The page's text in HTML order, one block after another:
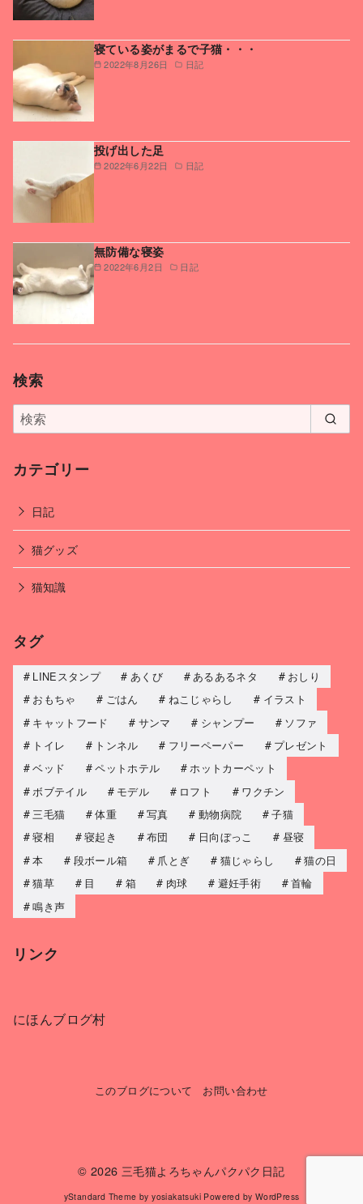
2022年8月26日 日記
寝ている姿がまるで子猫・・・
2022年6月22日 日記
投げ出した足
2022年6月2日 日記
無防備な寝姿
検索
カテゴリー
日記
猫グッズ
猫知識
タグ
LINEスタンプ あくび あるあるネタ
おしり
おもちゃ
ごはん ねこじゃらし
イラスト
キャットフード
サンマ シャンプー
ソファ
トイレ
トンネル フリーペーパー
プレゼント
ベッド
ペットホテル
ホットカーペット
ボブテイル
モデル ロフト
ワクチン
三毛猫
体重 写真 動物病院
子猫
寝相
寝起き 布団 日向ぼっこ
昼寝
本
段ボール箱 爪とぎ 猫じゃらし
猫の日
猫草
目 箱 肉球 避妊手術
首輪
鳴き声
リンク
にほんブログ村
このブログについて お問い合わせ
© 2026 三毛猫よろちゃんパクパク日記
yStandard Theme byyosiakatsuki Powered by WordPress